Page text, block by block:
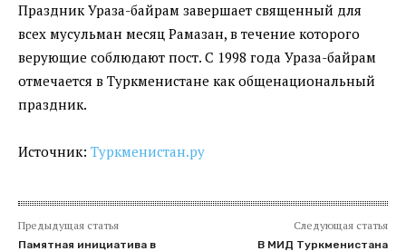
Праздник Ураза-байрам завершает священный для
всех мусульман месяц Рамазан, в течение которого
верующие соблюдают пост. С 1998 года Ураза-байрам
отмечается в Туркменистане как общенациональный
праздник.
Источник: Туркменистан.ру
Предыдущая статья
Памятная инициатива в
Следующая статья
В МИД Туркменистана